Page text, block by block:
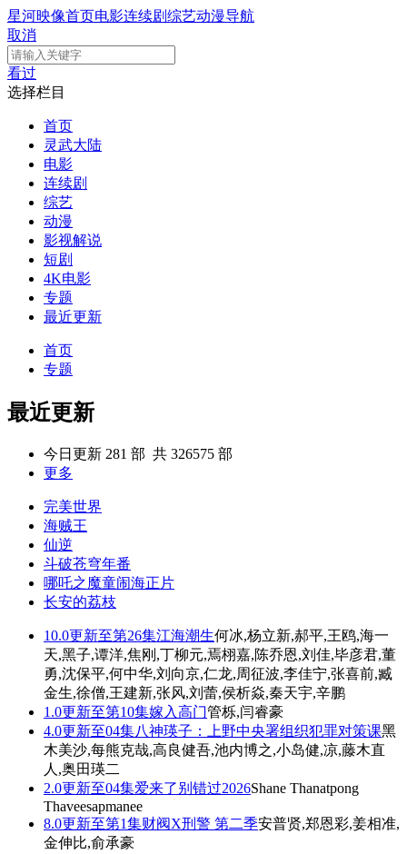
星河映像首页电影连续剧综艺动漫导航
取消
看过
选择栏目
首页
灵武大陆
电影
连续剧
综艺
动漫
影视解说
短剧
4K电影
专题
最近更新
首页
专题
最近更新
今日更新 281 部 共 326575 部
更多
完美世界
海贼王
仙逆
斗破苍穹年番
哪吒之魔童闹海正片
长安的荔枝
10.0更新至第26集江海潮生何冰,杨立新,郝平,王鸥,海一
天,黑子,谭洋,焦刚,丁柳元,焉栩嘉,陈乔恩,刘佳,毕彦君,董
勇,沈保平,何中华,刘向京,仁龙,周征波,李佳宁,张喜前,臧
金生,徐僧,王建新,张风,刘蕾,侯析焱,秦天宇,辛鹏
1.0更新至第10集嫁入高门管栎,闫睿豪
4.0更新至04集八神瑛子：上野中央署组织犯罪对策课黑
木美沙,每熊克哉,高良健吾,池内博之,小岛健,凉,藤木直
人,奥田瑛二
2.0更新至04集爱来了别错过2026Shane Thanatpong
Thaveesapmanee
8.0更新至第1集财阀X刑警 第二季安普贤,郑恩彩,姜相准,
金伸比,俞承豪